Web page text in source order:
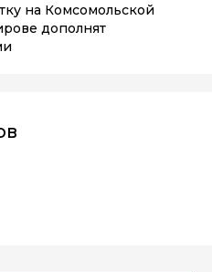
на Комсомольской
дополнят